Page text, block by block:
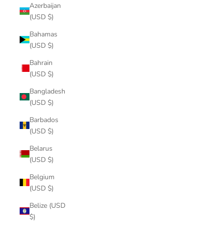
Azerbaijan
(USD $)
Bahamas
(USD $)
Bahrain
(USD $)
Bangladesh
(USD $)
Barbados
(USD $)
Belarus
(USD $)
Belgium
(USD $)
Belize (USD
$)